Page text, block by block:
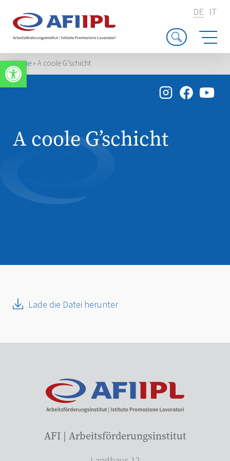
Werkzeugleiste öffnen
DE IT
Home»A coole G’schicht
A coole G’schicht
Lade die Datei herunter
AFI | Arbeitsförderungsinstitut